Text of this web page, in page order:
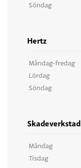
Söndag
Hertz
Måndag-fredag
Lördag
Söndag
Skadeverkstad
Måndag
Tisdag